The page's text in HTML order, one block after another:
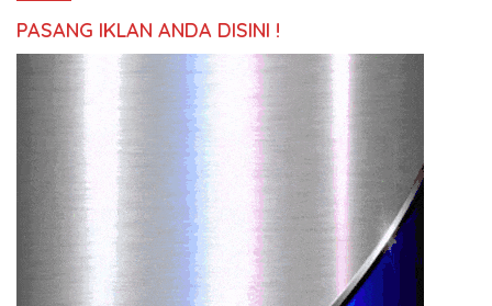
PASANG IKLAN ANDA DISINI !